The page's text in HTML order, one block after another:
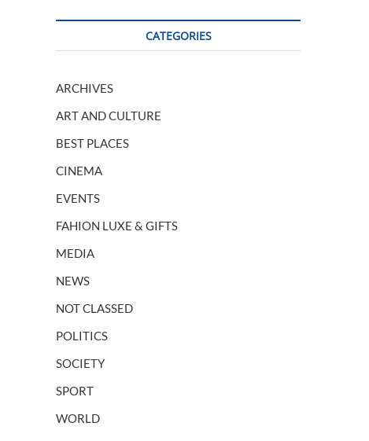
CATEGORIES
ARCHIVES
ART AND CULTURE
BEST PLACES
CINEMA
EVENTS
FAHION LUXE & GIFTS
MEDIA
NEWS
NOT CLASSED
POLITICS
SOCIETY
SPORT
WORLD